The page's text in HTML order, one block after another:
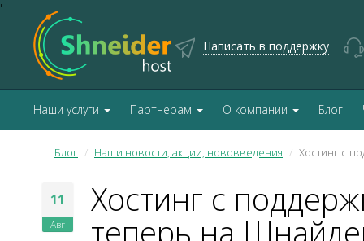
'
Написать в поддержку
Наши услуги Партнерам О компании Блог
Блог Наши новости, акции, нововведения Хостинг с
11
Авг
Хостинг с
теперь на